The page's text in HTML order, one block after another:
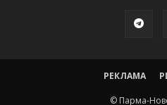
РЕКЛАМА
© Парма-